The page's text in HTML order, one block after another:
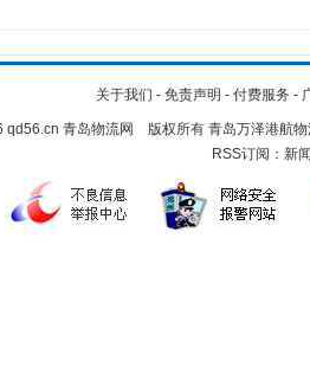
关于我们 - 免责声明 - 付费服务 -
qd56.cn 青岛物流网 版权所有 青岛万泽港航物
RSS订阅： 新闻